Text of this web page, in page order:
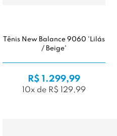
Tênis New Balance 9060 'Lilás
/ Beige'
R$ 1.299,99
10x de R$ 129,99